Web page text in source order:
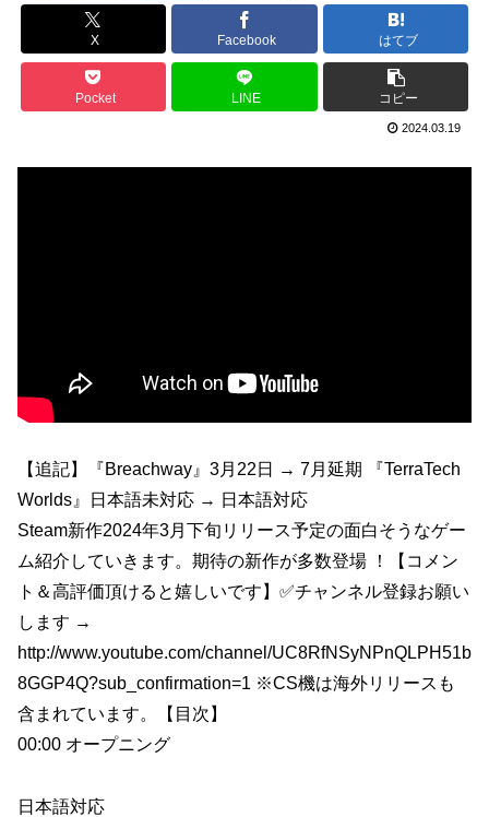
X Facebook はてブ
Pocket LINE コピー
2024.03.19
【追記】『Breachway』3月22日 → 7月延期 『TerraTech
Worlds』日本語未対応 → 日本語対応
Steam新作2024年3月下旬リリース予定の面白そうなゲー
ム紹介していきます。期待の新作が多数登場 ！【コメン
ト＆高評価頂けると嬉しいです】✅チャンネル登録お願い
します →
http://www.youtube.com/channel/UC8RfNSyNPnQLPH51b
8GGP4Q?sub_confirmation=1 ※CS機は海外リリースも
含まれています。【目次】
00:00 オープニング
日本語対応